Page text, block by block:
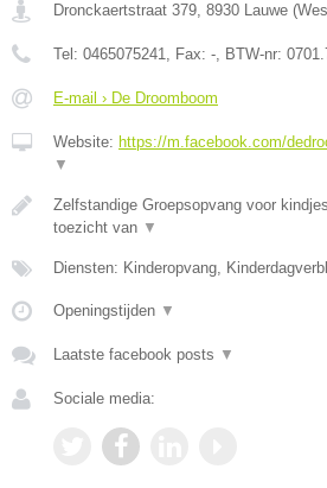
Dronckaertstraat 379, 8930 Lauwe (
Tel: 0465075241, Fax: -, BTW-nr:
E-mail › De Droomboom
Website: https://m.facebook.com/
▼
Zelfstandige Groepsopvang voor
toezicht van ▼
Diensten: Kinderopvang,
Openingstijden ▼
Laatste facebook posts ▼
Sociale media: